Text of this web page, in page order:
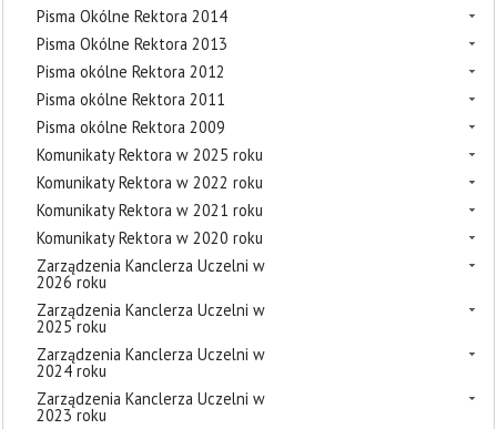
Pisma Okólne Rektora 2014
Pisma Okólne Rektora 2013
Pisma okólne Rektora 2012
Pisma okólne Rektora 2011
Pisma okólne Rektora 2009
Komunikaty Rektora w 2025 roku
Komunikaty Rektora w 2022 roku
Komunikaty Rektora w 2021 roku
Komunikaty Rektora w 2020 roku
Zarządzenia Kanclerza Uczelni w
2026 roku
Zarządzenia Kanclerza Uczelni w
2025 roku
Zarządzenia Kanclerza Uczelni w
2024 roku
Zarządzenia Kanclerza Uczelni w
2023 roku